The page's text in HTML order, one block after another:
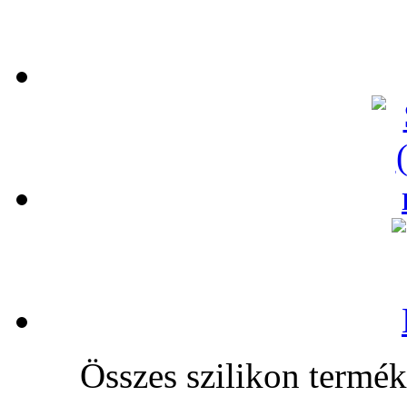
Összes szilikon